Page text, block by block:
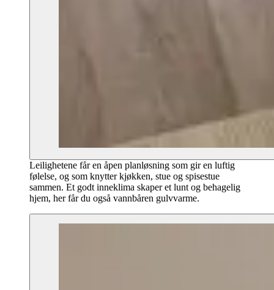
Leilighetene får en åpen planløsning som gir en luftig
følelse, og som knytter kjøkken, stue og spisestue
sammen. Et godt inneklima skaper et lunt og behagelig
hjem, her får du også vannbåren gulvvarme.